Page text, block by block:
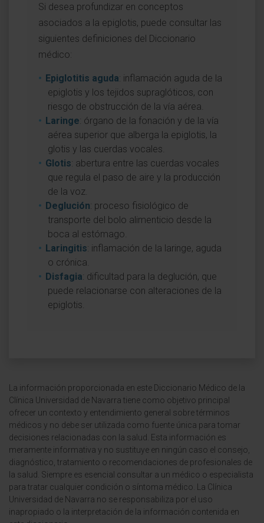
Si desea profundizar en conceptos
asociados a la epiglotis, puede consultar las
siguientes definiciones del Diccionario
médico:
Epiglotitis aguda: inflamación aguda de la
epiglotis y los tejidos supraglóticos, con
riesgo de obstrucción de la vía aérea.
Laringe: órgano de la fonación y de la vía
aérea superior que alberga la epiglotis, la
glotis y las cuerdas vocales.
Glotis: abertura entre las cuerdas vocales
que regula el paso de aire y la producción
de la voz.
Deglución: proceso fisiológico de
transporte del bolo alimenticio desde la
boca al estómago.
Laringitis: inflamación de la laringe, aguda
o crónica.
Disfagia: dificultad para la deglución, que
puede relacionarse con alteraciones de la
epiglotis.
La información proporcionada en este Diccionario Médico de la
Clínica Universidad de Navarra tiene como objetivo principal
ofrecer un contexto y entendimiento general sobre términos
médicos y no debe ser utilizada como fuente única para tomar
decisiones relacionadas con la salud. Esta información es
meramente informativa y no sustituye en ningún caso el consejo,
diagnóstico, tratamiento o recomendaciones de profesionales de
la salud. Siempre es esencial consultar a un médico o especialista
para tratar cualquier condición o síntoma médico. La Clínica
Universidad de Navarra no se responsabiliza por el uso
inapropiado o la interpretación de la información contenida en